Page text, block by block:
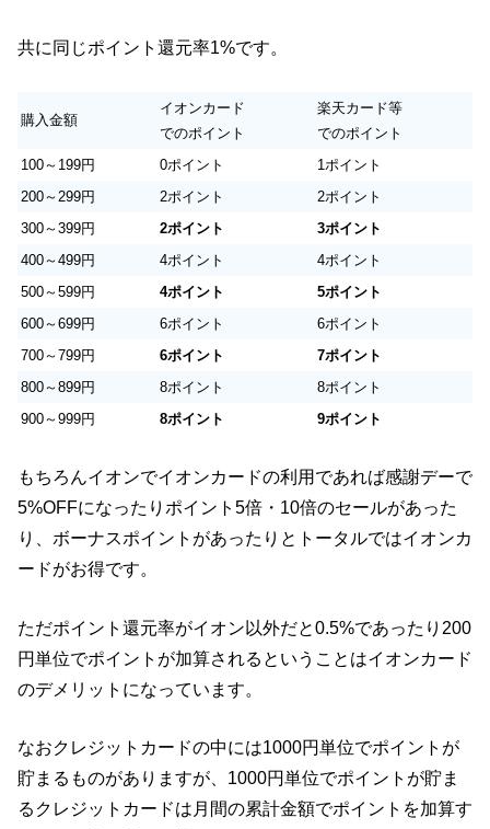
共に同じポイント還元率1%です。
購入金額
イオンカード
でのポイント
楽天カード等
でのポイント
100～199円
0ポイント
1ポイント
200～299円
2ポイント
2ポイント
300～399円
2ポイント
3ポイント
400～499円
4ポイント
4ポイント
500～599円
4ポイント
5ポイント
600～699円
6ポイント
6ポイント
700～799円
6ポイント
7ポイント
800～899円
8ポイント
8ポイント
900～999円
8ポイント 9ポイント
もちろんイオンでイオンカードの利用であれば感謝デーで
5%OFFになったりポイント5倍・10倍のセールがあった
り、ボーナスポイントがあったりとトータルではイオンカ
ードがお得です。
ただポイント還元率がイオン以外だと0.5%であったり200
円単位でポイントが加算されるということはイオンカード
のデメリットになっています。
なおクレジットカードの中には1000円単位でポイントが
貯まるものがありますが、1000円単位でポイントが貯ま
るクレジットカードは月間の累計金額でポイントを加算す